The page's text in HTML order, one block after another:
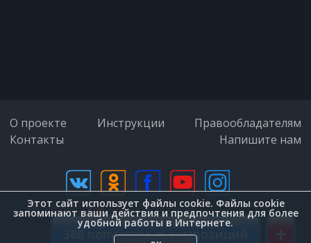
368 популярных композиций
дизайн (Zenit-Group)
О проекте Инструкции
Правообладателям
Контакты
Напишите нам
Этот сайт использует файлы cookie. Файлы cookie
запоминают ваши действия и предпочтения для более
удобной работы в Интернете.